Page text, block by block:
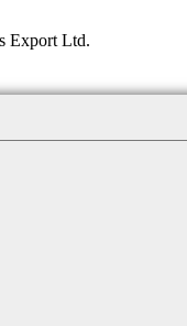
Export Ltd.